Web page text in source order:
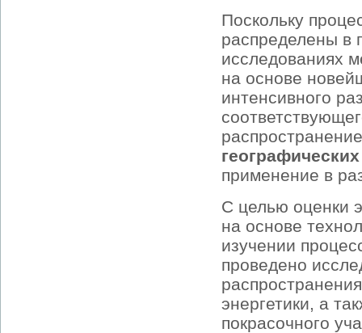
Поскольку
распределены в
исследованиях
на основе
интенсивного
применение в
С целью оценки
на основе
изучении
проведено
энергетики, а
покрасочного